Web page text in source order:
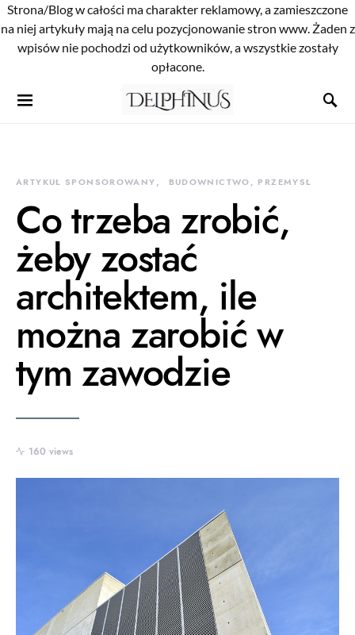
Strona/Blog w całości ma charakter reklamowy, a zamieszczone
na niej artykuły mają na celu pozycjonowanie stron www. Żaden z
wpisów nie pochodzi od użytkowników, a wszystkie zostały
opłacone.
ARTYKUŁ SPONSOROWANY BUDOWNICTWO, PRZEMYSŁ
Co trzeba zrobić,
żeby zostać
architektem, ile
można zarobić w
tym zawodzie
160 views